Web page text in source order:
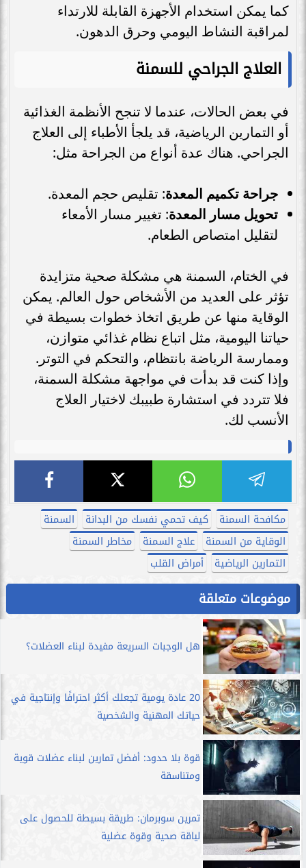
كما يمكن استخدام الأجهزة القابلة للارتداء
لمراقبة النشاط اليومي وحرق الدهون.
العلاج الجراحي للسمنة
في بعض الحالات، عندما لا تنجح الأنظمة الغذائية
أو التمارين الرياضية، قد يلجأ الأطباء إلى العلاج
الجراحي. هناك عدة أنواع من الجراحة مثل:
جراحة تكميم المعدة: تقليص حجم المعدة.
تحويل مسار المعدة: تغيير مسار الأمعاء
لتقليل امتصاص الطعام.
في الختام، السمنة هي مشكلة صحية متزايدة
تؤثر على العديد من الأشخاص حول العالم. يمكن
الوقاية منها عن طريق اتخاذ خطوات بسيطة في
حياتنا اليومية، مثل اتباع نظام غذائي متوازن،
وممارسة الرياضة بانتظام، والتحكم في التوتر.
وإذا كنت قد بدأت في مواجهة مشكلة السمنة،
فلا تتردد في استشارة طبيبك لاختيار العلاج
الأنسب لك.
مكافحة السمنة كيف تحمي نفسك من البدانة
السمنة
الوقاية من السمنة
علاج السمنة
مخاطر السمنة
التمارين الرياضية
أمراض القلب
موضوعات متعلقة
هل الوجبات السريعة مفيدة لبناء العضلات؟
20 عادة يومية تجعلك أكثر احترافًا وإنتاجية في
حياتك المهنية والشخصية
قوة بلا حدود: أفضل تمارين لبناء عضلات قوية
ومتناسقة
تمرين سوبرمان: طريقة بسيطة للحصول على
لياقة صحية وقوة عضلية